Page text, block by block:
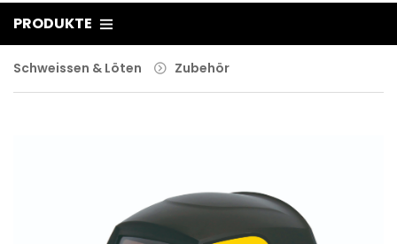
PRODUKTE
Schweissen & Löten Zubehör